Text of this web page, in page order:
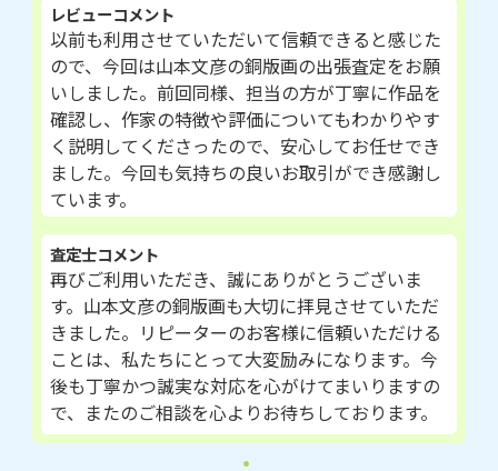
レビューコメント
以前も利用させていただいて信頼できると感じた
ので、今回は山本文彦の銅版画の出張査定をお願
いしました。前回同様、担当の方が丁寧に作品を
確認し、作家の特徴や評価についてもわかりやす
く説明してくださったので、安心してお任せでき
ました。今回も気持ちの良いお取引ができ感謝し
ています。
査定士コメント
再びご利用いただき、誠にありがとうございま
す。山本文彦の銅版画も大切に拝見させていただ
きました。リピーターのお客様に信頼いただける
ことは、私たちにとって大変励みになります。今
後も丁寧かつ誠実な対応を心がけてまいりますの
で、またのご相談を心よりお待ちしております。